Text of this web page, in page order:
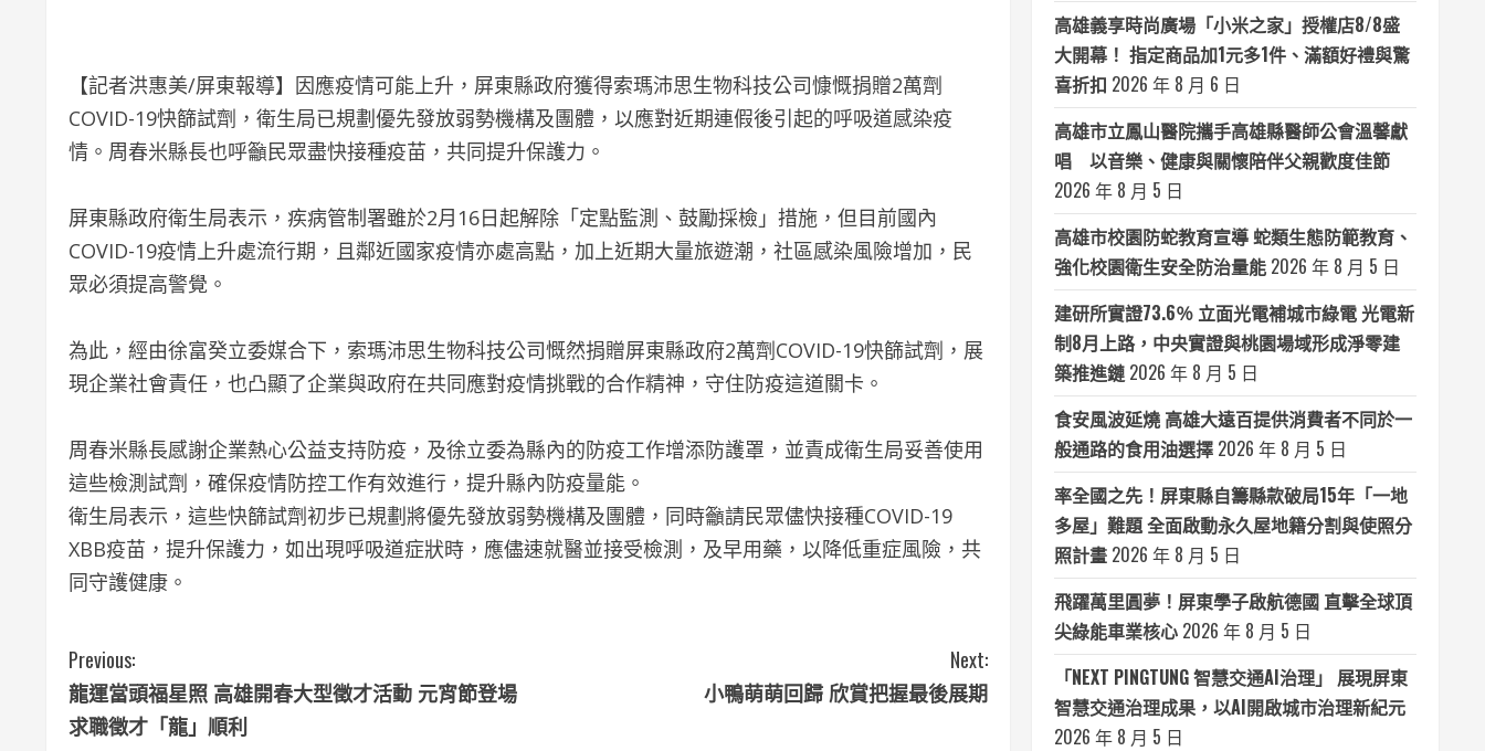
【記者洪惠美/屏東報導】因應疫情可能上升，屏東縣政府獲得索瑪沛思生物科技公司慷慨捐贈2萬劑
COVID-19快篩試劑，衛生局已規劃優先發放弱勢機構及團體，以應對近期連假後引起的呼吸道感染疫
情。周春米縣長也呼籲民眾盡快接種疫苗，共同提升保護力。
屏東縣政府衛生局表示，疾病管制署雖於2月16日起解除「定點監測、鼓勵採檢」措施，但目前國內
COVID-19疫情上升處流行期，且鄰近國家疫情亦處高點，加上近期大量旅遊潮，社區感染風險增加，民
眾必須提高警覺。
為此，經由徐富癸立委媒合下，索瑪沛思生物科技公司慨然捐贈屏東縣政府2萬劑COVID-19快篩試劑，展
現企業社會責任，也凸顯了企業與政府在共同應對疫情挑戰的合作精神，守住防疫這道關卡。
周春米縣長感謝企業熱心公益支持防疫，及徐立委為縣內的防疫工作增添防護罩，並責成衛生局妥善使用
這些檢測試劑，確保疫情防控工作有效進行，提升縣內防疫量能。
衛生局表示，這些快篩試劑初步已規劃將優先發放弱勢機構及團體，同時籲請民眾儘快接種COVID-19
XBB疫苗，提升保護力，如出現呼吸道症狀時，應儘速就醫並接受檢測，及早用藥，以降低重症風險，共
同守護健康。
C
o
Previous:
龍運當頭福星照 高雄開春大型徵才活動 元宵節登場
求職徵才「龍」順利
Next:
小鴨萌萌回歸 欣賞把握最後展期
高雄義享時尚廣場「小米之家」授權店8/8盛
大開幕！ 指定商品加1元多1件、滿額好禮與驚
喜折扣 2026 年 8 月 6 日
高雄市立鳳山醫院攜手高雄縣醫師公會溫馨獻
唱 以音樂、健康與關懷陪伴父親歡度佳節
2026 年 8 月 5 日
高雄市校園防蛇教育宣導 蛇類生態防範教育、
強化校園衛生安全防治量能 2026 年 8 月 5 日
建研所實證73.6％ 立面光電補城市綠電 光電新
制8月上路，中央實證與桃園場域形成淨零建
築推進鏈 2026 年 8 月 5 日
食安風波延燒 高雄大遠百提供消費者不同於一
般通路的食用油選擇 2026 年 8 月 5 日
率全國之先！屏東縣自籌縣款破局15年「一地
多屋」難題 全面啟動永久屋地籍分割與使照分
照計畫 2026 年 8 月 5 日
飛躍萬里圓夢！屏東學子啟航德國 直擊全球頂
尖綠能車業核心 2026 年 8 月 5 日
「NEXT PINGTUNG 智慧交通AI治理」 展現屏東
智慧交通治理成果，以AI開啟城市治理新紀元
2026 年 8 月 5 日